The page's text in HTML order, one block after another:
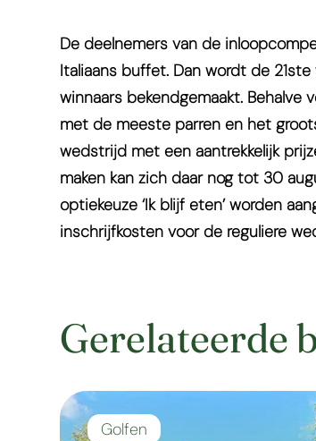
De deelnemers van de
Italiaans buffet. Dan wordt de
winnaars bekendgemaakt.
met de meeste parren en het
wedstrijd met een aantrekkelijk
maken kan zich daar nog tot 30
optiekeuze ‘Ik blijf eten’ worden
inschrijfkosten voor de reguliere
Gerelateerde
Golfen